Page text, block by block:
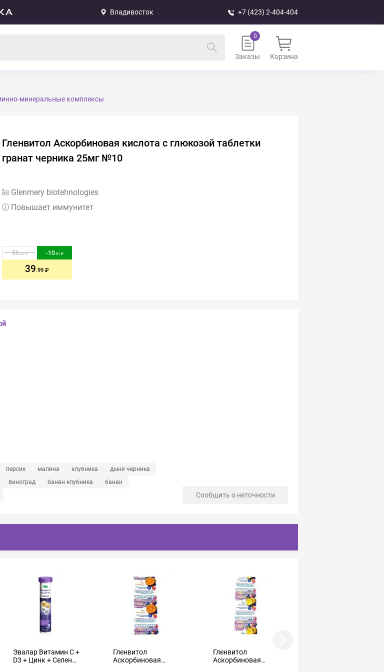
Владивосток +7 (423) 2-404-404
Заказы Корзина
минеральные комплексы
Гленвитол Аскорбиновая кислота с глюкозой таблетки
гранат черника 25мг №10
Glenmery biotehnologies
Повышает иммунитет
50.00 -10.01
39.99
персик малина клубника
дыня черника
виноград банан клубника
банан
Сообщить о неточности
Эвалар Витамин C +
D3 + Цинк + Селен
Гленвитол
Аскорбиновая
Гленвитол
Аскорбиновая